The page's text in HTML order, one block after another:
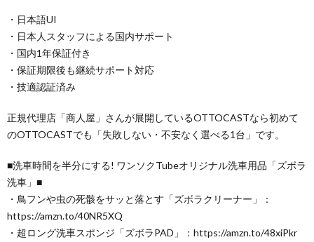
・日本語UI
・日本人スタッフによる国内サポート
・国内1年保証付き
・保証期限後も継続サポート対応
・技適認証済み
正規代理店「商人屋」さんが展開しているOTTOCASTなら初めて
のOTTOCASTでも「失敗しない・不安なく選べる1台」です。
■洗車時間を半分にする! ワンソクTubeオリジナル洗車用品「ズボラ
洗車」■
・鳥フンや虫の死骸をサッと落とす「ズボラクリーナー」：
https://amzn.to/40NR5XQ
・超ロング洗車スポンジ「ズボラPAD」：https://amzn.to/48xiPkr